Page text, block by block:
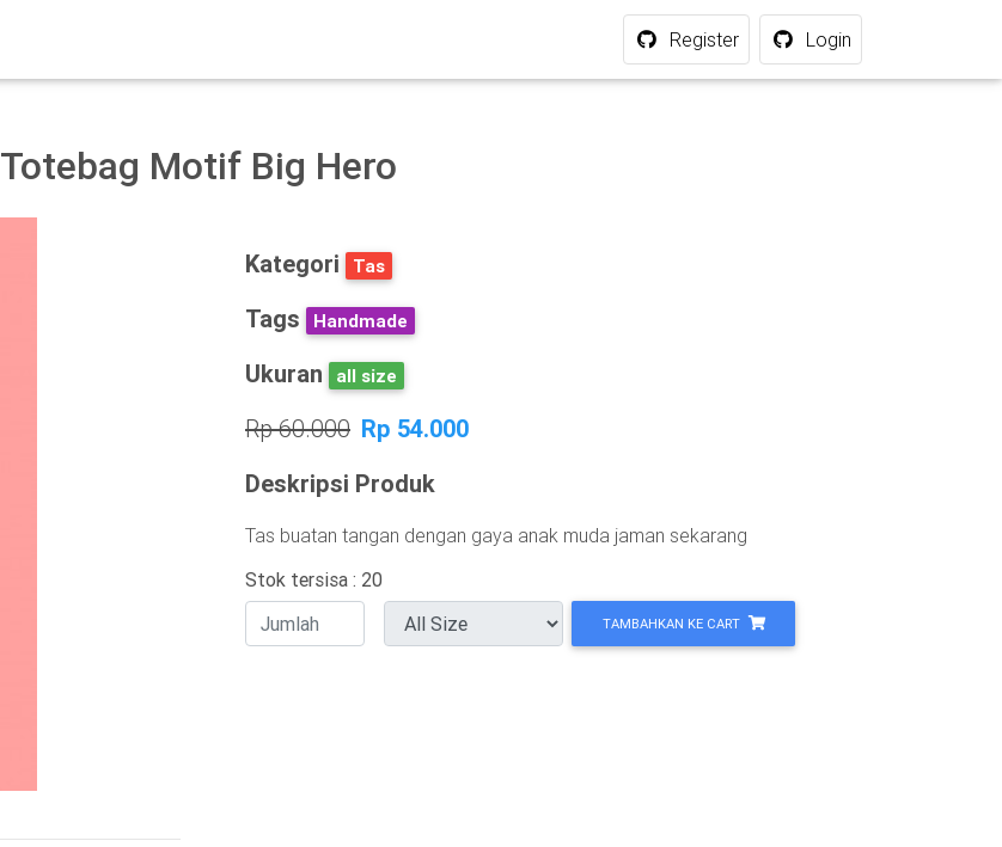
Register Login
Totebag Motif Big Hero
Kategori Tas
Tags Handmade
Ukuran all size
Rp 60.000 Rp 54.000
Deskripsi Produk
Tas buatan tangan dengan gaya anak muda jaman sekarang
Stok tersisa : 20
TAMBAHKAN KE CART